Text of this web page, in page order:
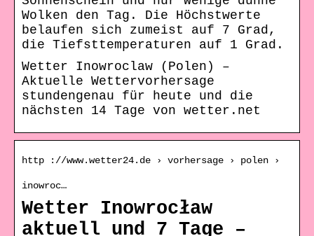
Wolken den Tag. Die Höchstwerte
belaufen sich zumeist auf 7 Grad,
die Tiefsttemperaturen auf 1 Grad.
Wetter Inowroclaw (Polen) –
Aktuelle Wettervorhersage
stundengenau für heute und die
nächsten 14 Tage von wetter.net
http ://www.wetter24.de › vorhersage › polen ›
inowroc…
Wetter Inowrocław
aktuell und 7 Tage –